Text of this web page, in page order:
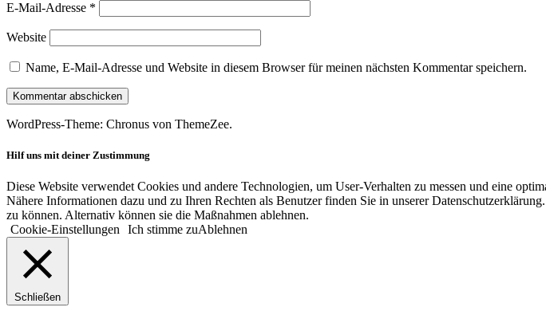
E-Mail-Adresse *
Website
Name, E-Mail-Adresse und Website in diesem Browser für meinen nächsten Kommentar speichern.
WordPress-Theme: Chronus von ThemeZee.
Hilf uns mit deiner Zustimmung
Diese Website verwendet Cookies und andere Technologien, um User-Verhalten zu messen und eine
Nähere Informationen dazu und zu Ihren Rechten als Benutzer finden Sie in unserer
zu können. Alternativ können sie die Maßnahmen ablehnen.
Cookie-Einstellungen
Ich stimme zuAblehnen
Schließen